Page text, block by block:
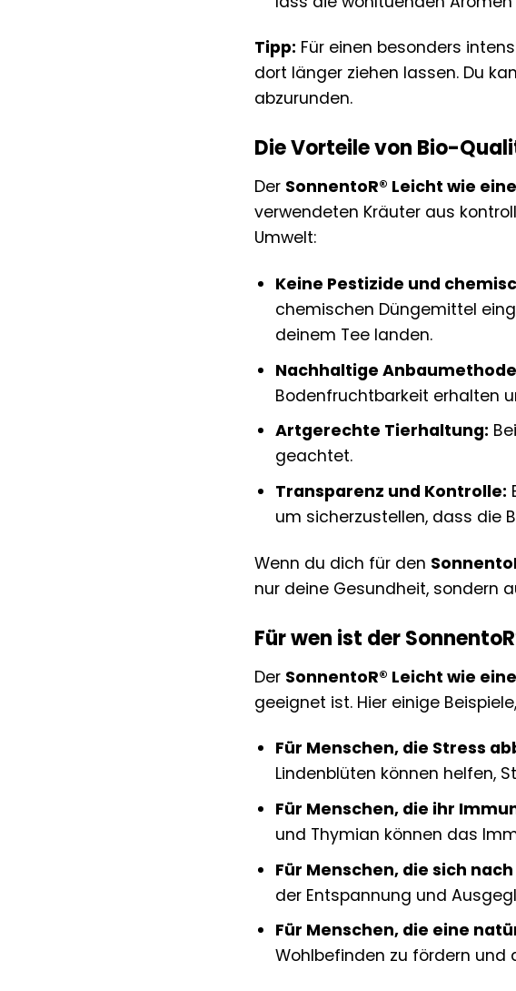
Tipp: Für einen besonders
dort länger ziehen lassen. Du
abzurunden.
Die Vorteile von Bio-
Der SonnentoR® Leicht wie
verwendeten Kräuter aus
Umwelt:
Keine Pestizide und
chemischen Düngemittel
deinem Tee landen.
Nachhaltige
Bodenfruchtbarkeit erhalten
Artgerechte Tierhaltung:
geachtet.
Transparenz und Kontrolle:
um sicherzustellen, dass die
Wenn du dich für den
nur deine Gesundheit, sondern
Für wen ist der
Der SonnentoR® Leicht wie
geeignet ist. Hier einige
Für Menschen, die Stress
Lindenblüten können helfen,
Für Menschen, die ihr
und Thymian können das
Für Menschen, die sich
der Entspannung und
Für Menschen, die eine
Wohlbefinden zu fördern und